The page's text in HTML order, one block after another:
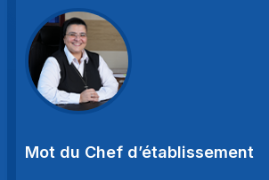
Mot du Chef d’établissement